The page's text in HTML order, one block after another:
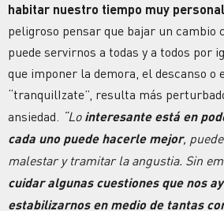
habitar nuestro tiempo muy personal
peligroso pensar que bajar un cambio
puede servirnos a todas y a todos por
que imponer la demora, el descanso o
“tranquilIzate”, resulta más
ansiedad.
“Lo interesante está en
cada uno puede hacerle mejor,
malestar y tramitar la angustia. Sin
cuidar algunas cuestiones que nos
estabilizarnos en medio de tantas